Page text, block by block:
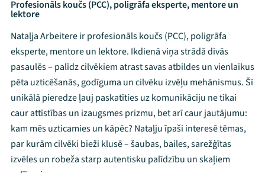
Profesionāls koučs (PCC), poligrāfa eksperte, mentore un
lektore
Nataļja Arbeitere ir profesionāls koučs (PCC), poligrāfa
eksperte, mentore un lektore. Ikdienā viņa strādā divās
pasaulēs – palīdz cilvēkiem atrast savas atbildes un vienlaikus
pēta uzticēšanās, godīguma un cilvēku izvēļu mehānismus. Šī
unikālā pieredze ļauj paskatīties uz komunikāciju ne tikai
caur attīstības un izaugsmes prizmu, bet arī caur jautājumu:
kam mēs uzticamies un kāpēc? Nataļju īpaši interesē tēmas,
par kurām cilvēki bieži klusē – šaubas, bailes, sarežģītas
izvēles un robeža starp autentisku palīdzību un skaļiem